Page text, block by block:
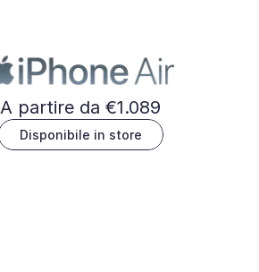
A partire da €1.089
Disponibile in store